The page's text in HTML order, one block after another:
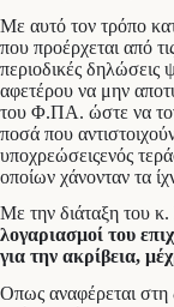
Με αυτό τον τρόπο
που προέρχεται από
περιοδικές
αφετέρου να μην
του Φ.ΠΑ. ώστε να τον
ποσά που
υποχρεώσειςενός
οποίων χάνονταν τα
Με την διάταξη του
λογαριασμοί του
για την ακρίβεια,
Oπως αναφέρεται στη